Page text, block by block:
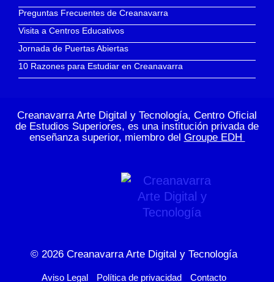
Preguntas Frecuentes de Creanavarra
Visita a Centros Educativos
Jornada de Puertas Abiertas
10 Razones para Estudiar en Creanavarra
Creanavarra Arte Digital y Tecnología, Centro Oficial
de Estudios Superiores, es una institución privada de
enseñanza superior, miembro del Groupe EDH
© 2026 Creanavarra Arte Digital y Tecnología
Aviso Legal Política de privacidad Contacto